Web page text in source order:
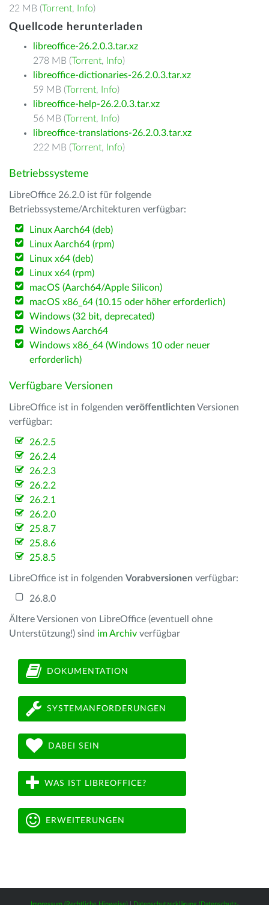
22 MB (Torrent, Info)
Quellcode herunterladen
libreoffice-26.2.0.3.tar.xz
278 MB (Torrent, Info)
libreoffice-dictionaries-26.2.0.3.tar.xz
59 MB (Torrent, Info)
libreoffice-help-26.2.0.3.tar.xz
56 MB (Torrent, Info)
libreoffice-translations-26.2.0.3.tar.xz
222 MB (Torrent, Info)
Betriebssysteme
LibreOffice 26.2.0 ist für folgende
Betriebssysteme/Architekturen verfügbar:
Linux Aarch64 (deb)
Linux Aarch64 (rpm)
Linux x64 (deb)
Linux x64 (rpm)
macOS (Aarch64/Apple Silicon)
macOS x86_64 (10.15 oder höher erforderlich)
Windows (32 bit, deprecated)
Windows Aarch64
Windows x86_64 (Windows 10 oder neuer
erforderlich)
Verfügbare Versionen
LibreOffice ist in folgenden veröffentlichten Versionen
verfügbar:
26.2.5
26.2.4
26.2.3
26.2.2
26.2.1
26.2.0
25.8.7
25.8.6
25.8.5
LibreOffice ist in folgenden Vorabversionen verfügbar:
26.8.0
Ältere Versionen von LibreOffice (eventuell ohne
Unterstützung!) sind im Archiv verfügbar
DOKUMENTATION
SYSTEMANFORDERUNGEN
DABEI SEIN
WAS IST LIBREOFFICE?
ERWEITERUNGEN